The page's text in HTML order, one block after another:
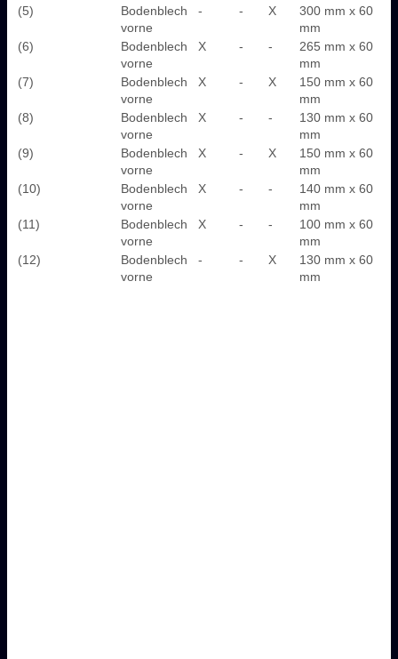
(5)
Bodenblech
vorne
- - X
300 mm x 60
mm
(6)
Bodenblech
vorne
X - -
265 mm x 60
mm
(7)
Bodenblech
vorne
X - X
150 mm x 60
mm
(8)
Bodenblech
vorne
X - -
130 mm x 60
mm
(9)
Bodenblech
vorne
X - X
150 mm x 60
mm
(10)
Bodenblech
vorne
X - -
140 mm x 60
mm
(11)
Bodenblech
vorne
X - -
100 mm x 60
mm
(12)
Bodenblech
vorne
- - X
130 mm x 60
mm